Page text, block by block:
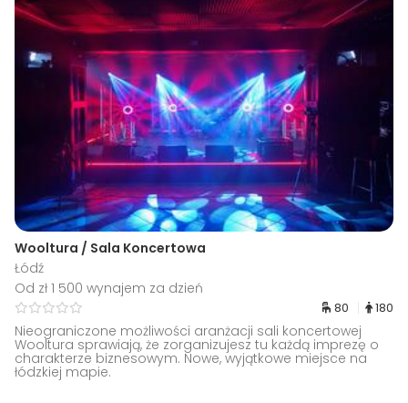
Wooltura / Sala Koncertowa
Łódź
Od zł 1 500 wynajem za dzień
80 180
Nieograniczone możliwości aranżacji sali koncertowej
Wooltura sprawiają, że zorganizujesz tu każdą imprezę o
charakterze biznesowym. Nowe, wyjątkowe miejsce na
łódzkiej mapie.